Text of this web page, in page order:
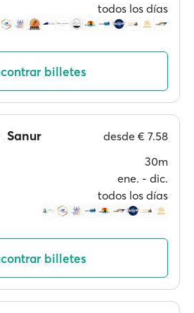
todos los días
billetes
Sanur desde € 7.58
30m
ene. ‐ dic.
todos los días
billetes